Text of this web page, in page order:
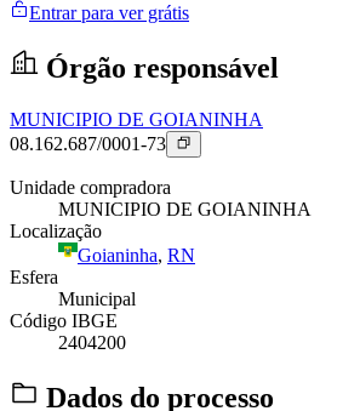
Entrar para ver grátis
Órgão responsável
MUNICIPIO DE GOIANINHA
08.162.687/0001-73
Unidade compradora
MUNICIPIO DE GOIANINHA
Localização
Goianinha, RN
Esfera
Municipal
Código IBGE
2404200
Dados do processo